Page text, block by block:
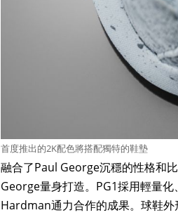
首度推出的2K配色將搭配獨特的鞋墊
融合了Paul George沉穩的性格和
George量身打造。PG1採用輕量
Hardman通力合作的成果。球鞋